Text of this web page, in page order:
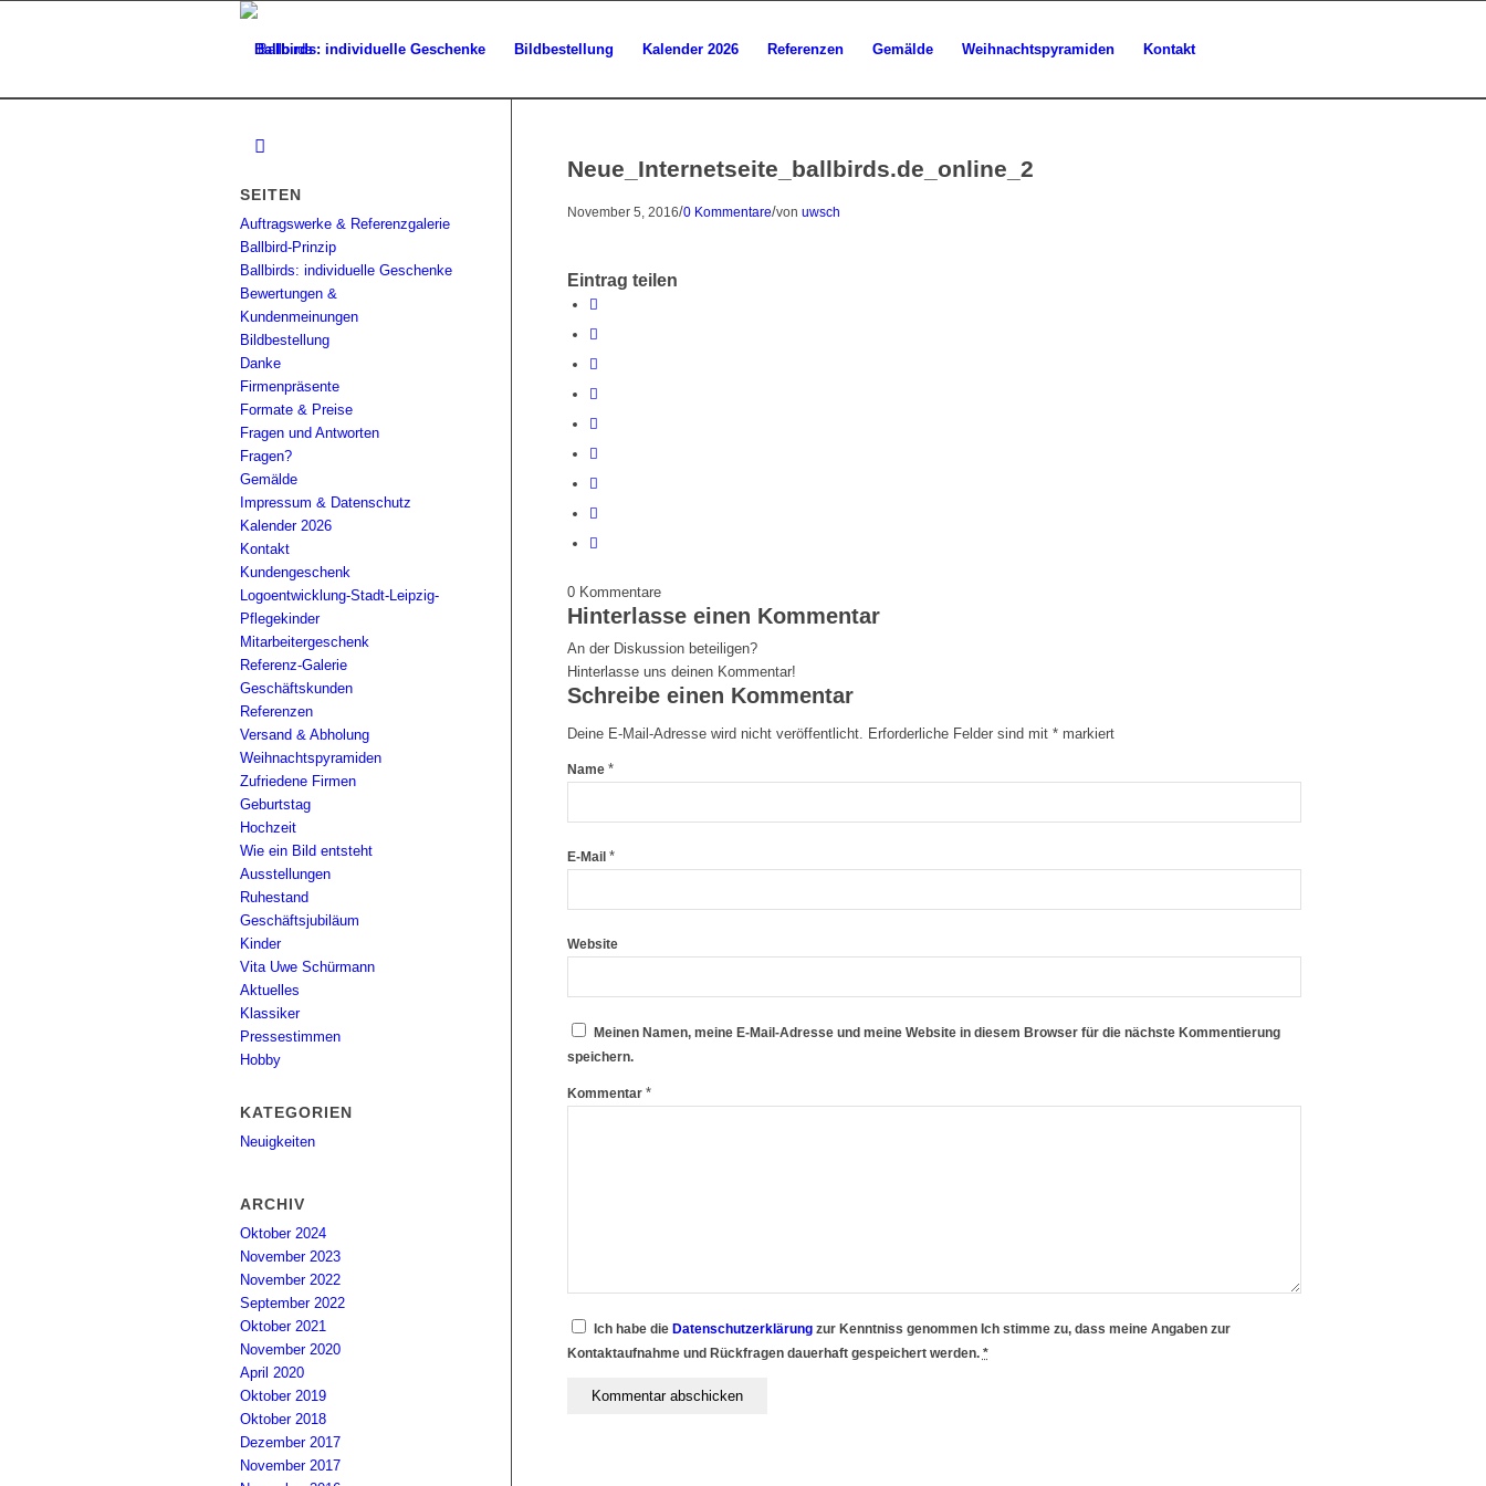
Ballbirds: individuelle Geschenke Bildbestellung Kalender 2026 Referenzen Gemälde Weihnachtspyramiden Kontakt
Neue_Internetseite_ballbirds.de_online_2
November 5, 2016/0 Kommentare/von uwsch
Eintrag teilen
0 Kommentare
Hinterlasse einen Kommentar
An der Diskussion beteiligen?
Hinterlasse uns deinen Kommentar!
Schreibe einen Kommentar
Deine E-Mail-Adresse wird nicht veröffentlicht. Erforderliche Felder sind mit *markiert
Name *
E-Mail *
Website
Meinen Namen, meine E-Mail-Adresse und meine Website in diesem Browser für die nächste Kommentierung
speichern.
Kommentar *
Ich habe die Datenschutzerklärungzur Kenntniss genommen Ich stimme zu, dass meine Angaben zur
Kontaktaufnahme und Rückfragen dauerhaft gespeichert werden. *
SEITEN
Auftragswerke & Referenzgalerie
Ballbird-Prinzip
Ballbirds: individuelle Geschenke
Bewertungen &
Kundenmeinungen
Bildbestellung
Danke
Firmenpräsente
Formate & Preise
Fragen und Antworten
Fragen?
Gemälde
Impressum & Datenschutz
Kalender 2026
Kontakt
Kundengeschenk
Logoentwicklung-Stadt-Leipzig-
Pflegekinder
Mitarbeitergeschenk
Referenz-Galerie
Geschäftskunden
Referenzen
Versand & Abholung
Weihnachtspyramiden
Zufriedene Firmen
Geburtstag
Hochzeit
Wie ein Bild entsteht
Ausstellungen
Ruhestand
Geschäftsjubiläum
Kinder
Vita Uwe Schürmann
Aktuelles
Klassiker
Pressestimmen
Hobby
KATEGORIEN
Neuigkeiten
ARCHIV
Oktober 2024
November 2023
November 2022
September 2022
Oktober 2021
November 2020
April 2020
Oktober 2019
Oktober 2018
Dezember 2017
November 2017